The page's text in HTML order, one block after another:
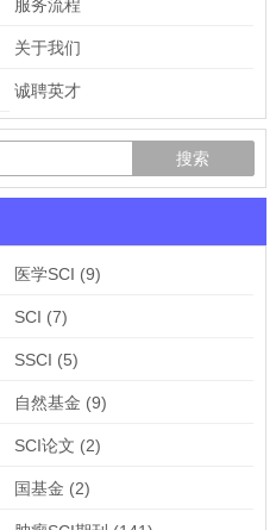
服务流程
关于我们
诚聘英才
医学SCI (9)
SCI (7)
SSCI (5)
自然基金 (9)
SCI论文 (2)
国基金 (2)